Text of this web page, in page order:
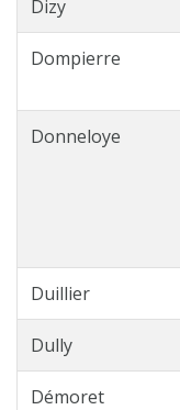
Dizy
Dompierre
Donneloye
Duillier
Dully
Démoret